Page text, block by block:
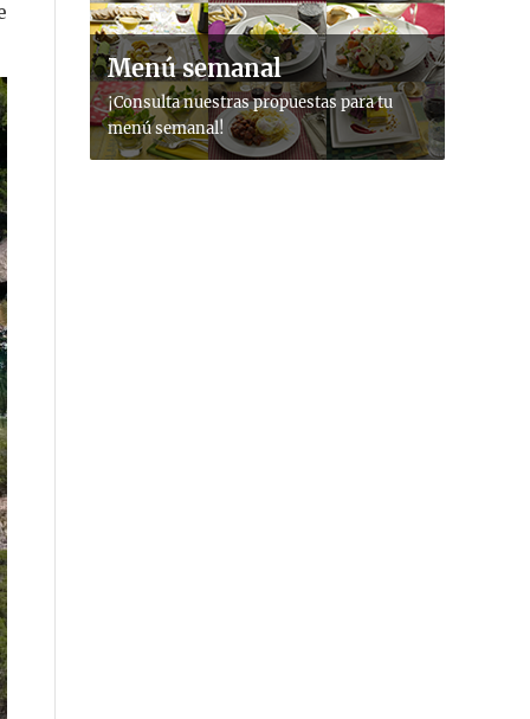
Menú semanal
¡Consulta nuestras propuestas para tu
menú semanal!